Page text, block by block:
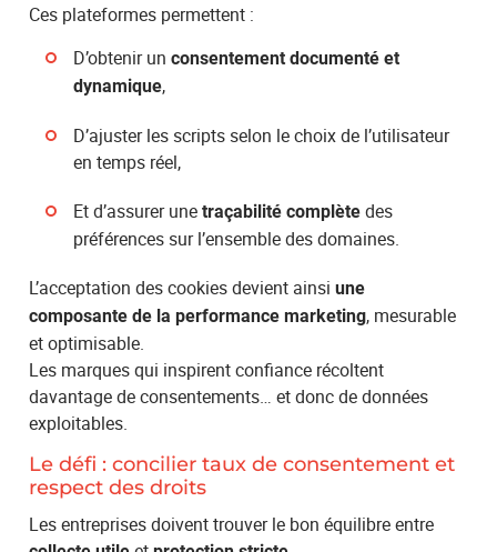
Ces plateformes permettent :
D’obtenir unconsentement documenté et
dynamique,
D’ajuster les scripts selon le choix de l’utilisateur
en temps réel,
Et d’assurer unetraçabilité complète des
préférences sur l’ensemble des domaines.
L’acceptation des cookies devient ainsiune
composante de la performance marketing, mesurable
et optimisable.
Les marques qui inspirent confiance récoltent
davantage de consentements… et donc de données
exploitables.
Le défi : concilier taux de consentement et
respect des droits
Les entreprises doivent trouver le bon équilibre entre